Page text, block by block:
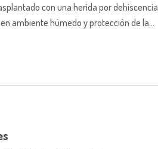
con una herida por dehiscencia
ambiente húmedo y protección de la…